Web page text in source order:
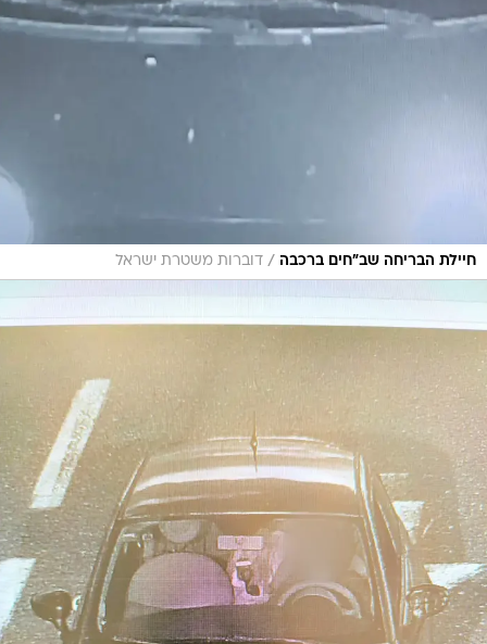
חיילת הבריחה שב"חים ברכבה / דוברות משטרת ישראל